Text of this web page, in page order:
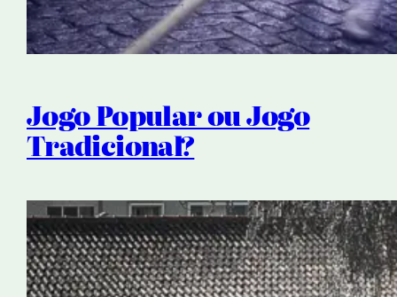
Jogo Popular ou Jogo
Tradicional?